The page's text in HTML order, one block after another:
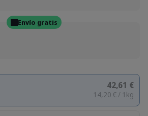
Envío gratis
42,61 €
14,20 € / 1kg